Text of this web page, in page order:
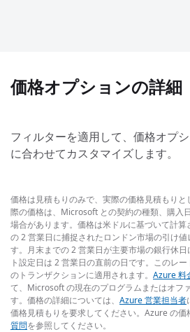
価格オプションの詳細
フィルターを適用して、価格オプ
に合わせてカスタマイズします。
価格は見積もりのみで、実際の価格見積もり
際の価格は、Microsoft との契約の種類、購入
場合があります。価格は米ドルに基づいて計
の 2 営業日に捕捉されたロンドン市場の引け
す。月末までの 2 営業日が主要市場の銀行休
ト設定日は 2 営業日の直前の日です。このレ
のトランザクションに適用されます。 Azure 料
て、Microsoft の現在のプログラムまたはオフ
す。価格の詳細については、 Azure 営業担当者
価格見積もりを要求してください。Azure の価
質問を参照してください。